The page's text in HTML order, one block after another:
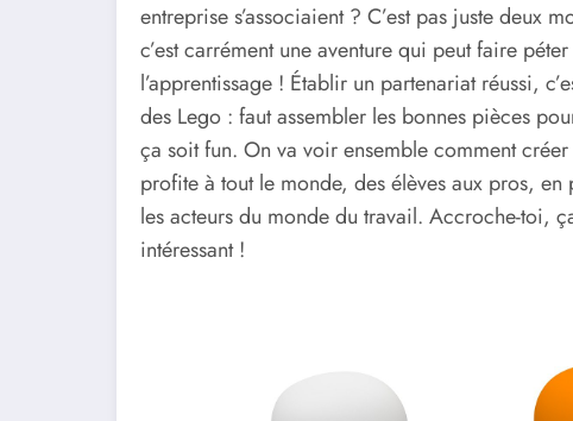
entreprise s’associaient ? C’est pas juste deux
c’est carrément une aventure qui peut faire
l’apprentissage ! Établir un partenariat réussi,
des Lego : faut assembler les bonnes pièces
ça soit fun. On va voir ensemble comment
profite à tout le monde, des élèves aux pros, en
les acteurs du monde du travail. Accroche-toi,
intéressant !